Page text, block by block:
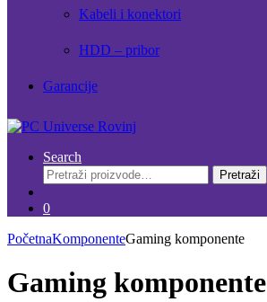
Kabeli i konektori
HDD – pribor
Garancije
Search
Pretraži:
Pretraži
0
PočetnaKomponenteGaming komponente
Gaming komponente